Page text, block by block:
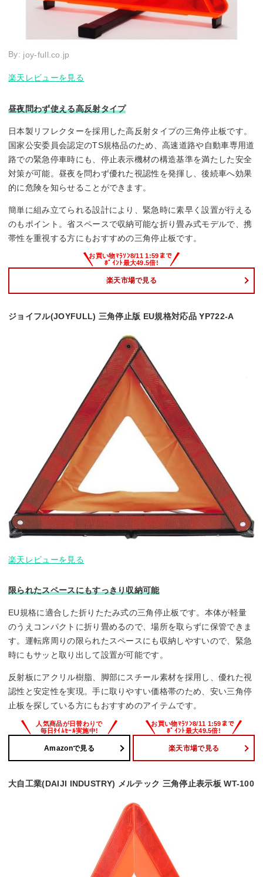
By: joy-full.co.jp
楽天レビューを見る
昼夜問わず使える高反射タイプ
日本製リフレクターを採用した高反射タイプの三角停止板です。
国家公安委員会認定のTS規格品のため、高速道路や自動車専用道
路での緊急停車時にも、停止表示機材の構造基準を満たした安全
対策が可能。昼夜を問わず優れた視認性を発揮し、後続車へ効果
的に危険を知らせることができます。
簡単に組み立てられる設計により、緊急時に素早く設置が行える
のもポイント。省スペースで収納可能な折り畳み式モデルで、携
帯性を重視する方にもおすすめの三角停止板です。
楽天市場で見る
ジョイフル(JOYFULL) 三角停止版 EU規格対応品 YP722-A
楽天レビューを見る
限られたスペースにもすっきり収納可能
EU規格に適合した折りたたみ式の三角停止板です。本体が軽量
のうえコンパクトに折り畳めるので、場所を取らずに保管できま
す。運転席周りの限られたスペースにも収納しやすいので、緊急
時にもサッと取り出して設置が可能です。
反射板にアクリル樹脂、脚部にスチール素材を採用し、優れた視
認性と安定性を実現。手に取りやすい価格帯のため、安い三角停
止板を探している方にもおすすめのアイテムです。
Amazonで見る 楽天市場で見る
大自工業(DAIJI INDUSTRY) メルテック 三角停止表示板 WT-100